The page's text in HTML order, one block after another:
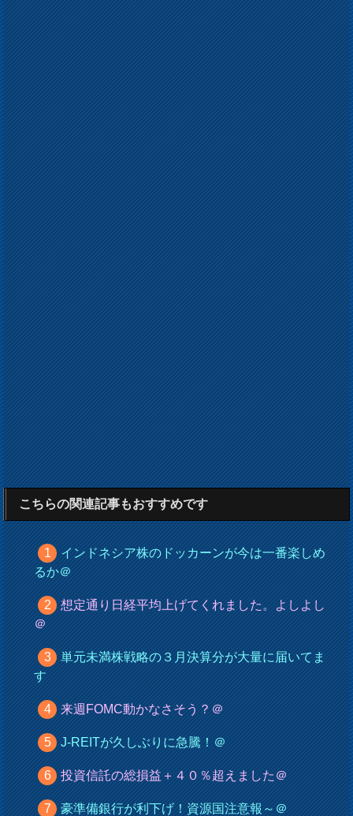
こちらの関連記事もおすすめです
インドネシア株のドッカーンが今は一番楽しめ
るか＠
想定通り日経平均上げてくれました。よしよし
＠
単元未満株戦略の３月決算分が大量に届いてま
す
来週FOMC動かなさそう？＠
J-REITが久しぶりに急騰！＠
投資信託の総損益＋４０％超えました＠
豪準備銀行が利下げ！資源国注意報～＠